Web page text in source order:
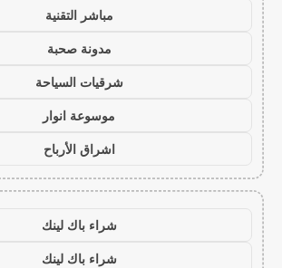
مباشر التقنية
مدونة صحبة
شرقيات السياحة
موسوعة انوار
اشراق الأرباح
شراء باك لينك
شراء باك لينك